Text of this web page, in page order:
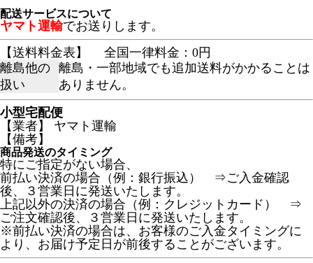
配送サービスについて
ヤマト運輸でお送りします。
【送料料金表】
全国一律料金：0円
離島他の
扱い
離島・一部地域でも追加送料がかかることは
ありません。
小型宅配便
【業者】 ヤマト運輸
【備考】
商品発送のタイミング
特にご指定がない場合、
前払い決済の場合（例：銀行振込） ⇒ご入金確認
後、３営業日に発送いたします。
上記以外の決済の場合（例：クレジットカード） ⇒
ご注文確認後、３営業日に発送いたします。
※前払い決済の場合は、お客様のご入金タイミングに
より、お届け予定日が前後することがございます。